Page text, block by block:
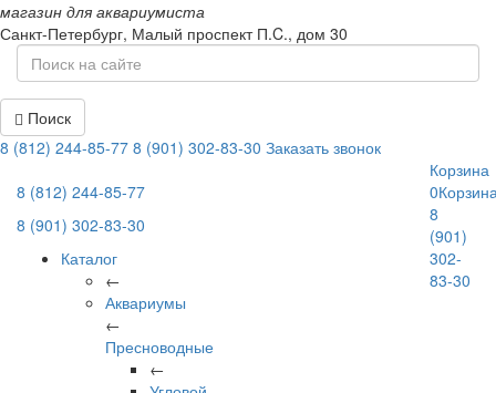
магазин для аквариумиста
Санкт-Петербург, Малый проспект П.C., дом 30
Поиск
8 (812) 244-85-77 8 (901) 302-83-30 Заказать звонок
8 (812) 244-85-77
8 (901) 302-83-30
Каталог
←
Аквариумы
←
Пресноводные
←
Корзина
0
8
(901)
302-
83-30